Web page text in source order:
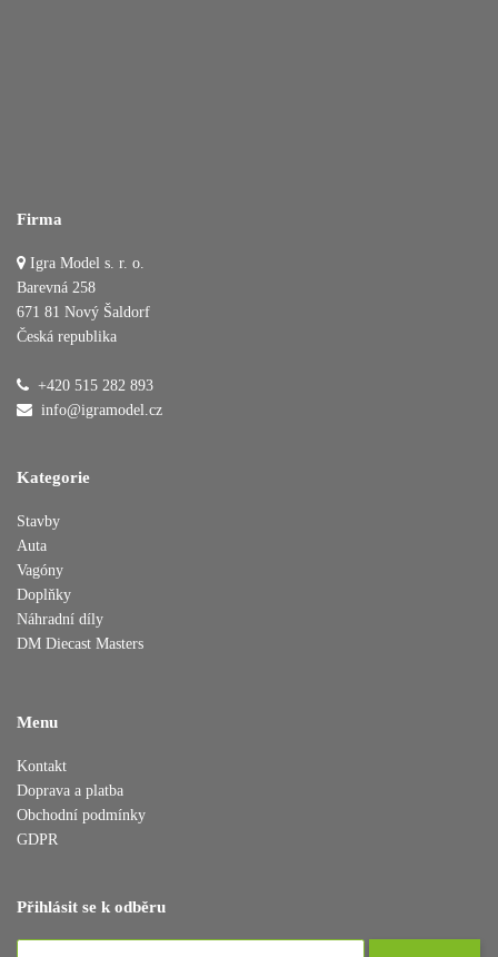
Firma
Igra Model s. r. o.
Barevná 258
671 81 Nový Šaldorf
Česká republika
+420 515 282 893
info@igramodel.cz
Kategorie
Stavby
Auta
Vagóny
Doplňky
Náhradní díly
DM Diecast Masters
Menu
Kontakt
Doprava a platba
Obchodní podmínky
GDPR
Přihlásit se k odběru